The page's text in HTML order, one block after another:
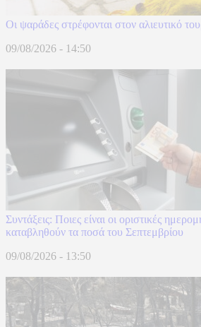
Οι ψαράδες στρέφονται στον αλιευτικό
09/08/2026 - 14:50
Συντάξεις: Ποιες είναι οι οριστικές
καταβληθούν τα ποσά του Σεπτεμβρίου
09/08/2026 - 13:50